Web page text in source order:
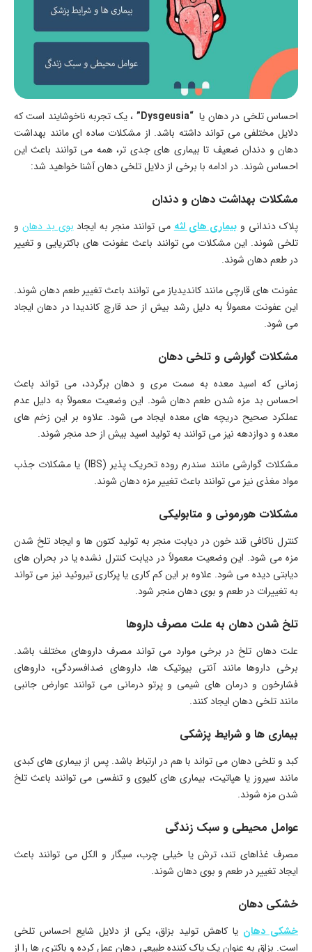
احساس تلخی در دهان یا “Dysgeusia”
، یک تجربه ناخوشایند است که
دلایل مختلفی می تواند داشته باشد. از مشکلات ساده ای مانند بهداشت
دهان و دندان ضعیف تا بیماری های جدی تر، همه می توانند باعث این
احساس شوند. در ادامه با برخی از دلایل تلخی دهان آشنا خواهید شد:
مشکلات بهداشت دهان و دندان
پلاک دندانی وبیماری های لثهمی توانند منجر به ایجادبوی بد دهان و
تلخی شوند. این مشکلات می توانند باعث عفونت های باکتریایی و تغییر
در طعم دهان شوند.
عفونت های قارچی مانند کاندیدیاز می توانند باعث تغییر طعم دهان شوند.
این عفونت معمولاً به دلیل رشد بیش از حد قارچ کاندیدا در دهان ایجاد
می شود.
مشکلات گوارشی و تلخی دهان
زمانی که اسید معده به سمت مری و دهان برگردد، می تواند باعث
احساس بد مزه شدن طعم دهان شود. این وضعیت معمولاً به دلیل عدم
عملکرد صحیح دریچه های معده ایجاد می شود. علاوه بر این زخم های
معده و دوازدهه نیز می توانند به تولید اسید بیش از حد منجر شوند.
مشکلات گوارشی مانند سندرم روده تحریک پذیر (IBS) یا مشکلات جذب
مواد مغذی نیز می توانند باعث تغییر مزه دهان شوند.
مشکلات هورمونی و متابولیکی
کنترل ناکافی قند خون در دیابت منجر به تولید کتون ها و ایجاد تلخ شدن
مزه می شود. این وضعیت معمولاً در دیابت کنترل نشده یا در بحران های
دیابتی دیده می شود. علاوه بر این کم کاری یا پرکاری تیروئید نیز می تواند
به تغییرات در طعم و بوی دهان منجر شود.
تلخ شدن دهان به علت مصرف داروها
علت دهان تلخ در برخی موارد می تواند مصرف داروهای مختلف باشد.
برخی داروها مانند آنتی بیوتیک ها، داروهای ضدافسردگی، داروهای
فشارخون و درمان های شیمی و پرتو درمانی می توانند عوارض جانبی
مانند تلخی دهان ایجاد کنند.
بیماری ها و شرایط پزشکی
کبد و تلخی دهان می تواند با هم در ارتباط باشد. پس از بیماری های کبدی
مانند سیروز یا هپاتیت، بیماری های کلیوی و تنفسی می توانند باعث تلخ
شدن مزه شوند.
عوامل محیطی و سبک زندگی
مصرف غذاهای تند، ترش یا خیلی چرب، سیگار و الکل می توانند باعث
ایجاد تغییر در طعم و بوی دهان شوند.
خشکی دهان
خشکی دهان یا کاهش تولید بزاق، یکی از دلایل شایع احساس تلخی
است. بزاق به عنوان یک پاک کننده طبیعی دهان عمل کرده و باکتری ها را از